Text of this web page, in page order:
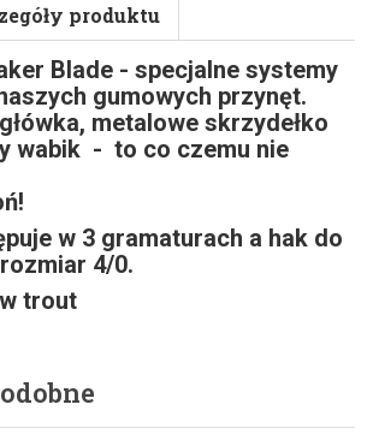
produktu
Blade - specjalne systemy
gumowych przynęt.
metalowe skrzydełko
 - to co czemu nie
w 3 gramaturach a hak do
4/0.
trout